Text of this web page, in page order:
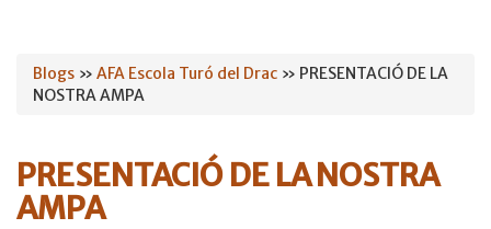
Esteu
aquí
Blogs » AFA Escola Turó del Drac » PRESENTACIÓ DE LA
NOSTRA AMPA
PRESENTACIÓ DE LA NOSTRA
AMPA